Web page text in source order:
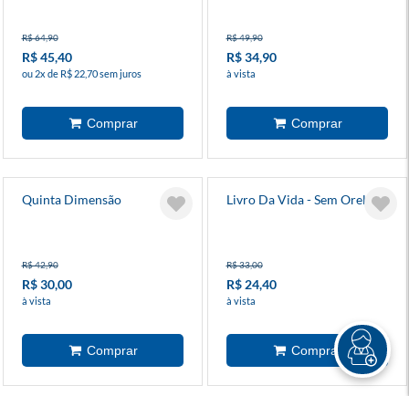
R$ 64,90
R$ 45,40
ou 2x de R$ 22,70 sem juros
R$ 49,90
R$ 34,90
à vista
Quinta Dimensão
R$ 42,90
R$ 30,00
à vista
Livro Da Vida - Sem Orelhas
R$ 33,00
R$ 24,40
à vista